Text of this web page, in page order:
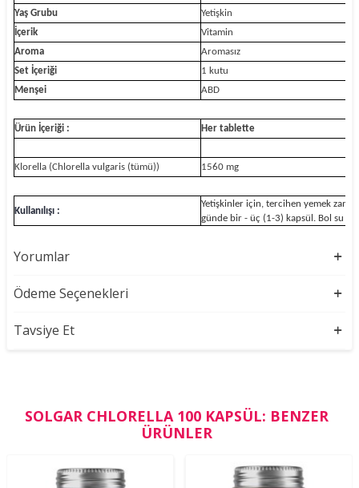
Yaş Grubu
Yetişkin
İçerik
Vitamin
Aroma
Aromasız
Set İçeriği
1 kutu
Menşei
ABD
Ürün İçeriği : Her tablette
Klorella (Chlorella vulgaris (tümü)) 1560 mg
Kullanılışı :
Yetişkinler için, tercihen yemek
günde bir - üç (1-3) kapsül. Bol su ile
Yorumlar
Ödeme Seçenekleri
Tavsiye Et
SOLGAR CHLORELLA 100 KAPSÜL: BENZER
ÜRÜNLER